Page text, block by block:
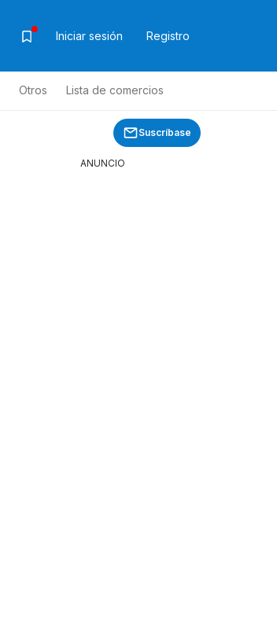
Iniciar sesión Registro
Otros Lista de comercios
Suscríbase
ANUNCIO